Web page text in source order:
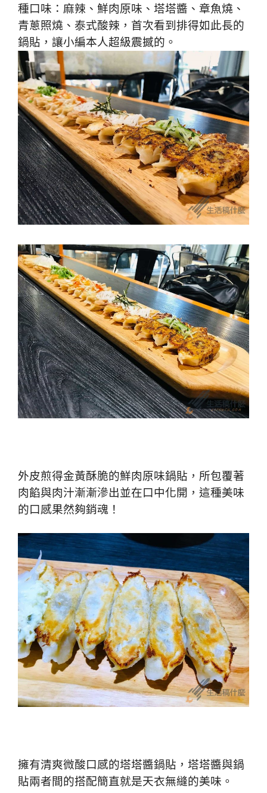
種口味：麻辣、鮮肉原味、塔塔醬、章魚燒、
青蔥照燒、泰式酸辣，首次看到排得如此長的
鍋貼，讓小編本人超級震撼的。
外皮煎得金黃酥脆的鮮肉原味鍋貼，所包覆著
肉餡與肉汁漸漸滲出並在口中化開，這種美味
的口感果然夠銷魂！
擁有清爽微酸口感的塔塔醬鍋貼，塔塔醬與鍋
貼兩者間的搭配簡直就是天衣無縫的美味。